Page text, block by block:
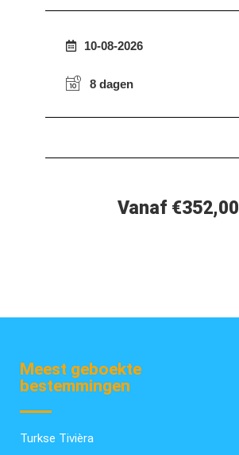
10-08-2026
8 dagen
Vanaf €352,00
Meest geboekte
bestemmingen
Turkse Tivièra